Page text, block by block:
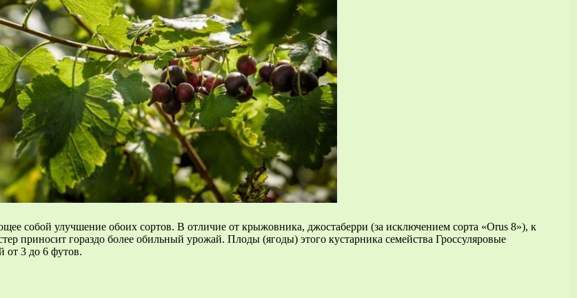
собой улучшение обоих сортов. В отличие от крыжовника, джостаберри (за исключением сорта «Orus 8»), к
приносит гораздо более обильный урожай. Плоды (ягоды) этого кустарника семейства Гроссуляровые
от 3 до 6 футов.